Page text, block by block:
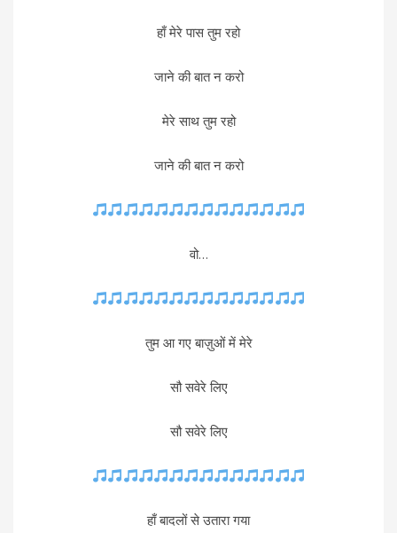
हाँ मेरे पास तुम रहो
जाने की बात न करो
मेरे साथ तुम रहो
जाने की बात न करो
वो…
तुम आ गए बाज़ुओं में मेरे
सौ सवेरे लिए
सौ सवेरे लिए
हाँ बादलों से उतारा गया